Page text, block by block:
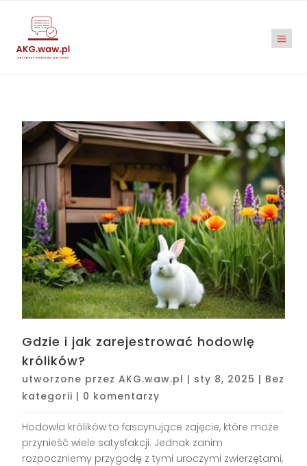
Gdzie i jak zarejestrować hodowlę
królików?
utworzone przezAKG.waw.pl | sty 8, 2025 | Bez
kategorii | 0 komentarzy
Hodowla królików to fascynujące zajęcie, które może
przynieść wiele satysfakcji. Jednak zanim
rozpoczniemy przygodę z tymi uroczymi zwierzętami,